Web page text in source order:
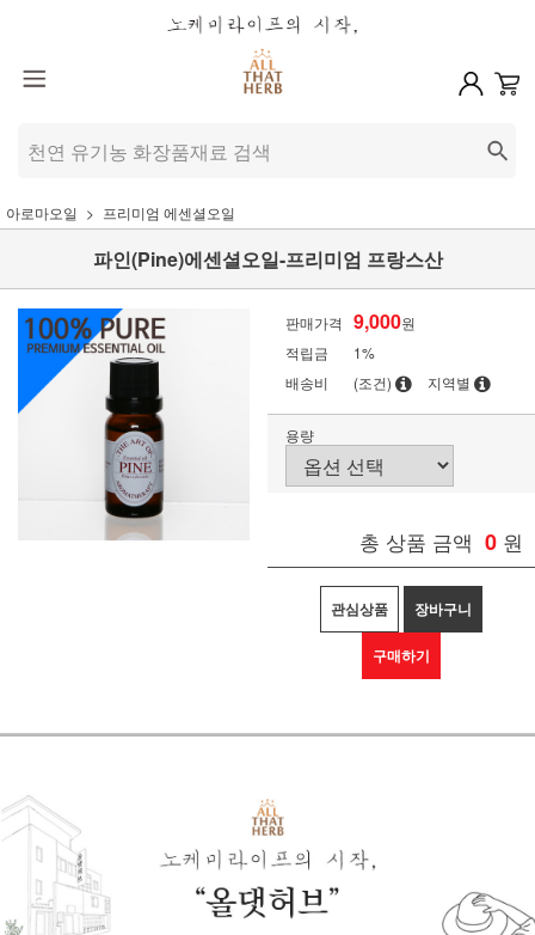
아로마오일 프리미엄 에센셜오일
파인(Pine)에센셜오일-프리미엄 프랑스산
판매가격 9,000원
적립금
1%
배송비
(조건) 지역별
용량
총 상품 금액 0 원
관심상품 장바구니
구매하기